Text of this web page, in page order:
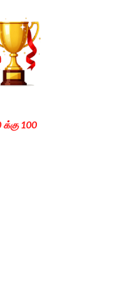
க்கு 100